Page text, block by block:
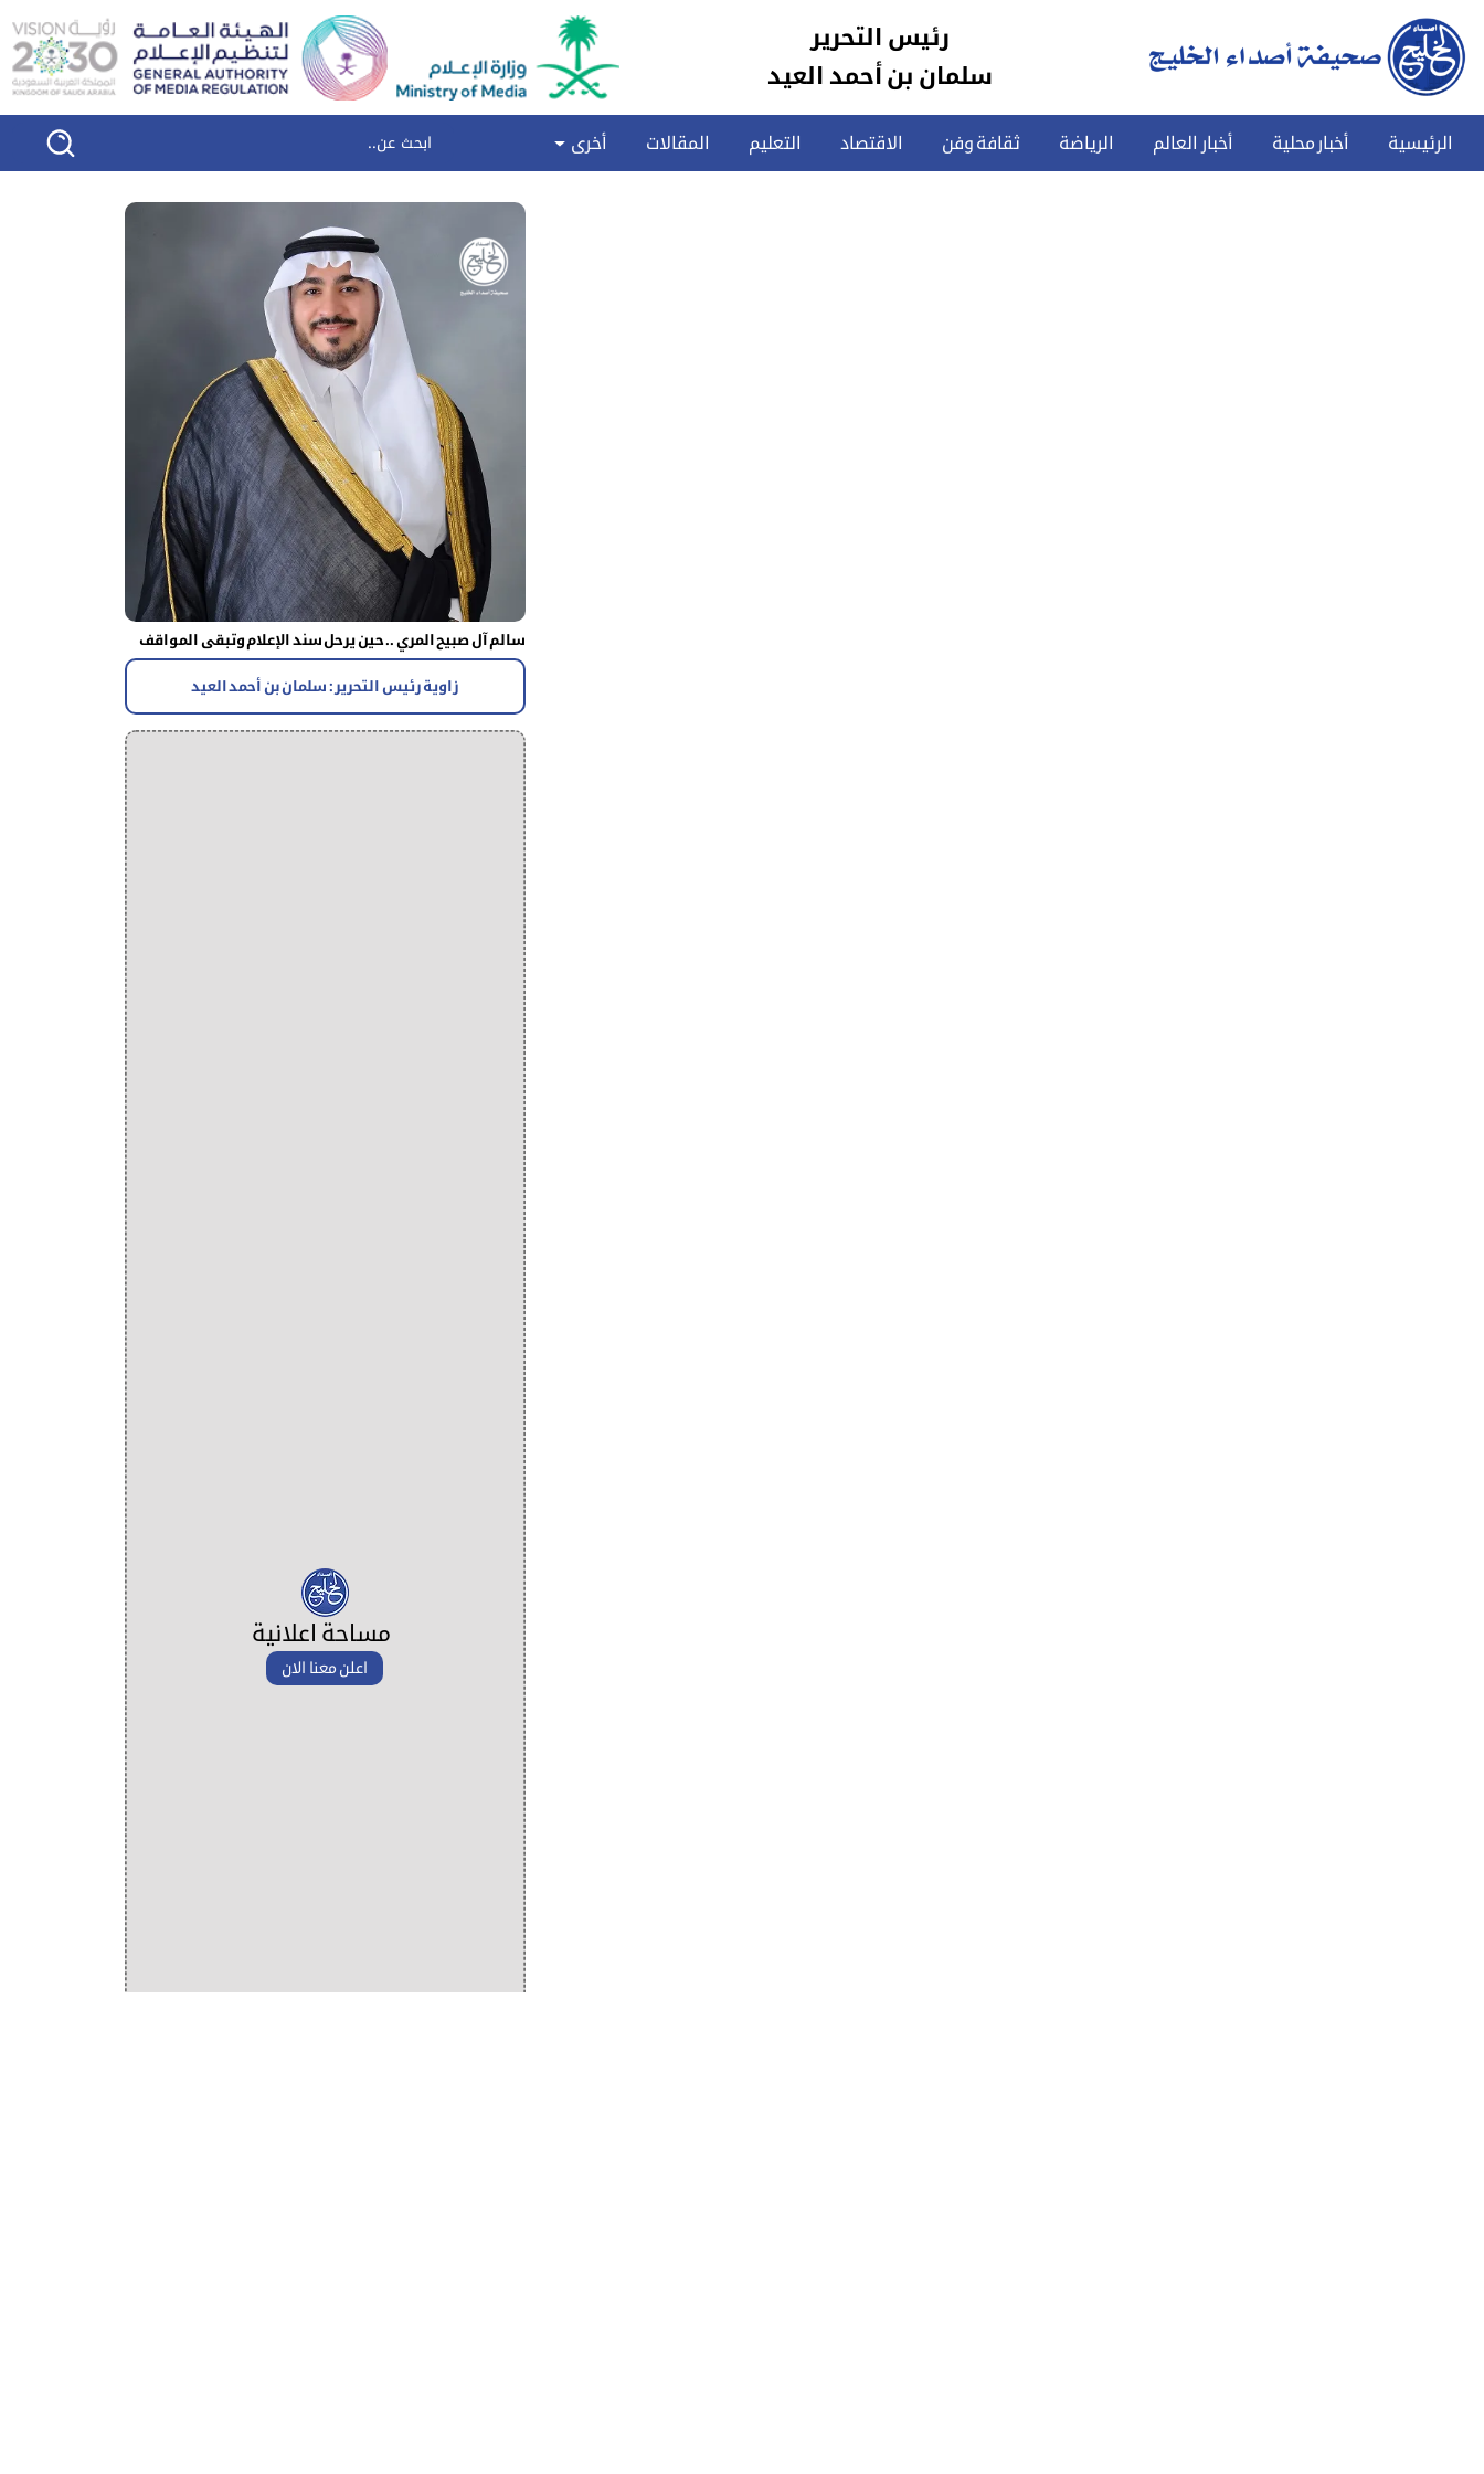
رئيس التحرير
سلمان بن أحمد العيد
الرئيسية أخبار محلية أخبار العالم الرياضة ثقافة وفن الاقتصاد التعليم المقالات أخرى
سالم آل صبيح المري .. حين يرحل سند الإعلام وتبقى المواقف
زاوية رئيس التحرير : سلمان بن أحمد العيد
مساحة اعلانية
اعلن معنا الان